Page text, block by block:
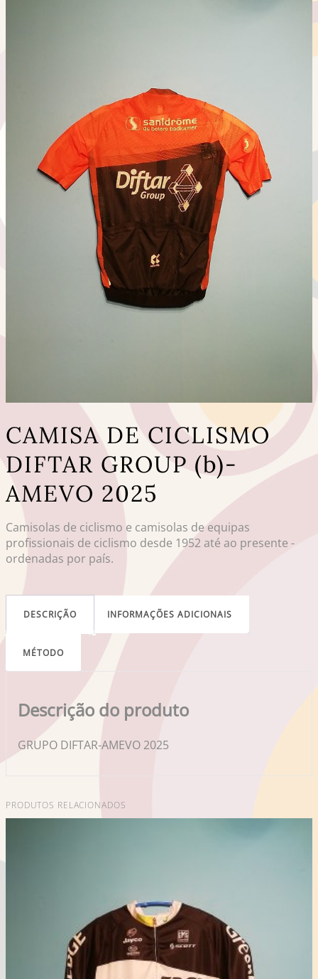
CAMISA DE CICLISMO
DIFTAR GROUP (b)-
AMEVO 2025
Camisolas de ciclismo e camisolas de equipas
profissionais de ciclismo desde 1952 até ao presente -
ordenadas por país.
DESCRIÇÃO INFORMAÇÕES ADICIONAIS
MÉTODO
Descrição do produto
GRUPO DIFTAR-AMEVO 2025
PRODUTOS RELACIONADOS